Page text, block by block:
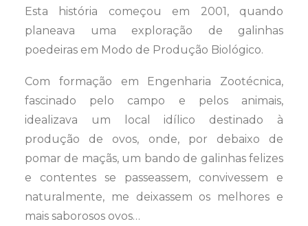
Esta história começou em 2001, quando
planeava uma exploração de galinhas
poedeiras em Modo de Produção Biológico.
Com formação em Engenharia Zootécnica,
fascinado pelo campo e pelos animais,
idealizava um local idílico destinado à
produção de ovos, onde, por debaixo de
pomar de maçãs, um bando de galinhas felizes
e contentes se passeassem, convivessem e
naturalmente, me deixassem os melhores e
mais saborosos ovos…